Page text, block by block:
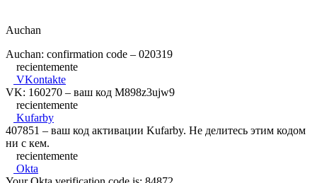
Auchan
Auchan: confirmation code – 020319
recientemente
VKontakte
VK: 160270 – ваш код M898z3ujw9
recientemente
Kufarby
407851 – ваш код активации Kufarby. Не делитесь этим кодом
ни с кем.
recientemente
Okta